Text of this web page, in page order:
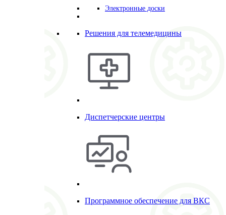
Электронные доски
Решения для телемедицины
Диспетчерские центры
Программное обеспечение для ВКС